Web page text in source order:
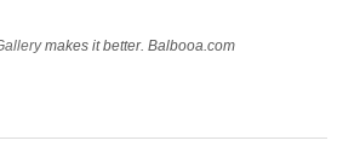
makes it better. Balbooa.com